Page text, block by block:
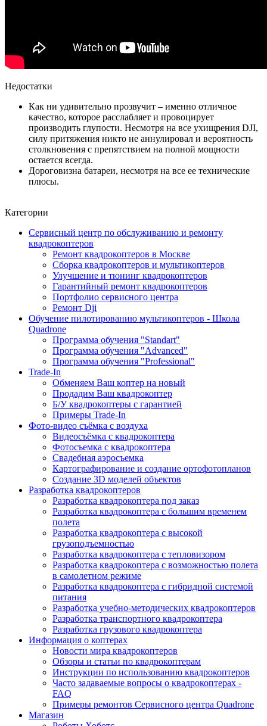
Недостатки
Как ни удивительно прозвучит – именно отличное
качество, которое расслабляет и провоцирует
производить глупости. Несмотря на все ухищрения DJI,
силу притяжения никто не аннулировал и вероятность
столкновения с препятствием на полной мощности
остается всегда.
Дороговизна батареи, несмотря на все ее технические
плюсы.
Категории
Сервисный центр по обслуживанию и ремонту
квадрокоптеров
Ремонт квадрокоптеров в Москве
Сборка квадрокоптеров и мультикоптеров
Улучшение и тюнинг квадрокоптеров
Гарантийный ремонт квадрокоптеров
Портфолио сервисного центра
Ремонт Dji
Обучение пилотированию мультикоптеров - Школа
Quadrone
Программа обучения "Standart"
Программа обучения "Advanced"
Программа обучения "Professional"
Trade-In
Обменяем Ваш коптер на новый
Продадим Ваш квадрокоптер
Б/У квадрокоптеры с гарантией
Примеры Trade-In
Фото-видео съёмка с воздуха
Видеосъёмка с квадрокоптера
Фотосъемка с квадрокоптера
Свадебная аэросъемка
Картографирование и создание ортофотопланов
Создание 3D моделей объектов
Разработка квадрокоптеров
Разработка квадрокоптера под заказ
Разработка квадрокоптера с большим временем
полета
Разработка квадрокоптера с высокой
грузоподъемностью
Разработка квадрокоптера с тепловизором
Разработка квадрокоптера с возможностью полета
в самолетном режиме
Разработка квадрокоптера с гибридной системой
питания
Разработка учебно-методических квадрокоптеров
Разработка транспортного квадрокоптера
Разработка грузового квадрокоптера
Информация о коптерах
Новости мира квадрокоптеров
Обзоры и статьи по квадрокоптерам
Инструкции по использованию квадрокоптеров
Часто задаваемые вопросы о квадрокоптерах -
FAQ
Примеры ремонтов Сервисного центра Quadrone
Магазин